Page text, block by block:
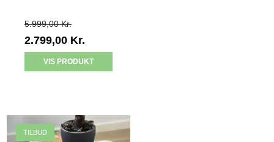
5.999,00 Kr.
2.799,00 Kr.
VIS PRODUKT
TILBUD